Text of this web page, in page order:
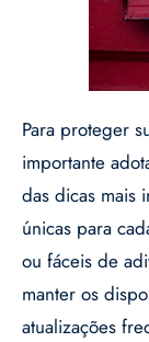
Para proteger
importante
das dicas mais
únicas para
ou fáceis de
manter os
atualizações